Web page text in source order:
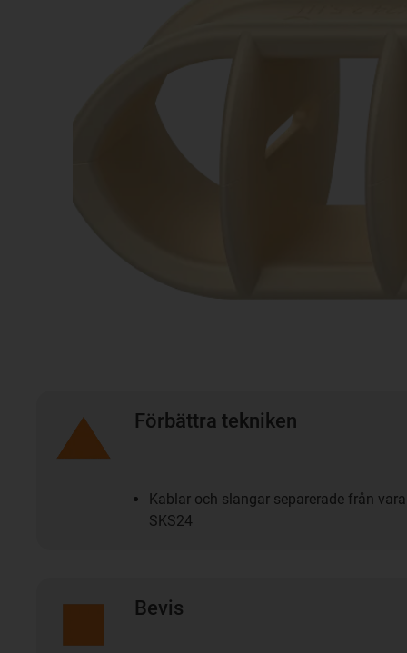
Förbättra tekniken
Kablar och slangar separerade från
SKS24
Bevis